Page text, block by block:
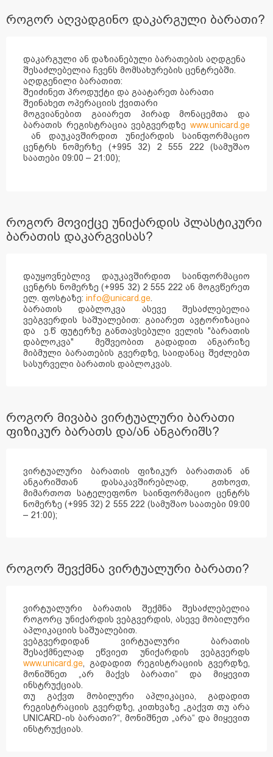
როგორ აღვადგინო დაკარგული ბარათი?
დაკარგული ან დაზიანებული ბარათების აღდგენა
შესაძლებელია ჩვენს მომსახურების ცენტრებში.
აღდგენილი ბარათით:
შეიძინეთ პროდუქტი და გაატარეთ ბარათი
შეინახეთ ოპერაციის ქვითარი
მოგვიანებით გაიარეთ პირად მონაცემთა და
ბარათის რეგისტრაცია ვებგვერდზე www.unicard.ge
ან დაუკავშირდით უნიქარდის საინფორმაციო
ცენტრს ნომერზე (+995 32) 2 555 222 (სამუშაო
საათები 09:00 – 21:00);
როგორ მოვიქცე უნიქარდის პლასტიკური
ბარათის დაკარგვისას?
დაუყოვნებლივ დაუკავშირდით საინფორმაციო
ცენტრს ნომერზე (+995 32) 2 555 222 ან მოგვწერეთ
ელ. ფოსტაზე: info@unicard.ge.
ბარათის დაბლოკვა ასევე შესაძლებელია
ვებგვერდის საშუალებით: გაიარეთ ავტორიზაცია
და ე.წ ფუტერზე განთავსებული ველის "ბარათის
დაბლოკვა" მეშვეობით გადადით ანგარიზე
მიბმული ბარათების გვერდზე, საიდანაც შეძლებთ
სასურველი ბარათის დაბლოკვას.
როგორ მივაბა ვირტუალური ბარათი
ფიზიკურ ბარათს და/ან ანგარიშს?
ვირტუალური ბარათის ფიზიკურ ბარათთან ან
ანგარიშთან დასაკავშირებლად, გთხოვთ,
მიმართოთ სატელეფონო საინფორმაციო ცენტრს
ნომერზე (+995 32) 2 555 222 (სამუშაო საათები 09:00
– 21:00);
როგორ შევქმნა ვირტუალური ბარათი?
ვირტუალური ბარათის შექმნა შესაძლებელია
როგორც უნიქარდის ვებგვერდის, ასევე მობილური
აპლიკაციის საშუალებით.
ვებგვერდიდან ვირტუალური ბარათის
შესაქმნელად ეწვიეთ უნიქარდის ვებგვერდს
www.unicard.ge, გადადით რეგისტრაციის გვერდზე,
მონიშნეთ „არ მაქვს ბარათი“ და მიყევით
ინსტრუქციას.
თუ გაქვთ მობილური აპლიკაცია, გადადით
რეგისტრაციის გვერდზე, კითხვაზე „გაქვთ თუ არა
UNICARD-ის ბარათი?“, მონიშნეთ „არა“ და მიყევით
ინსტრუქციას.